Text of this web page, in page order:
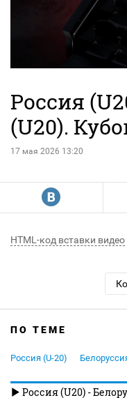
Россия
(U20).
17 мая 2026 13:20
R
HTML-код вставки видео
ПО ТЕМЕ
Россия (U-20)
Россия (U20) -